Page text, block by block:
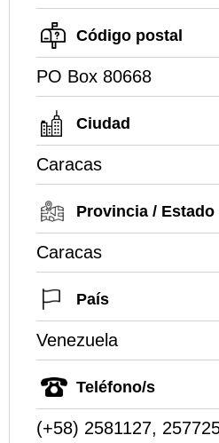
Código postal
PO Box 80668
Ciudad
Caracas
Provincia / Estado
Caracas
País
Venezuela
Teléfono/s
(+58) 2581127,